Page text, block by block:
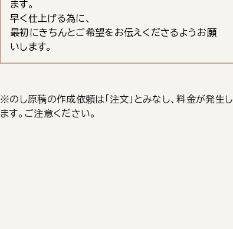
ます。
早く仕上げる為に、
最初にきちんとご希望をお伝えくださるようお願
いします。
※のし原稿の作成依頼は「注文」とみなし、料金が発生し
ます。ご注意ください。